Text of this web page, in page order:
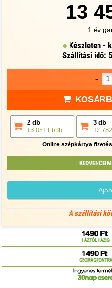
13
1 év
Készleten -
Szállítási idő:
-
2 db
13 051 Ft/db
3 db
12
Online szépkártya
A szállítási